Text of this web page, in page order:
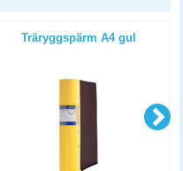
Träryggspärm A4 gul